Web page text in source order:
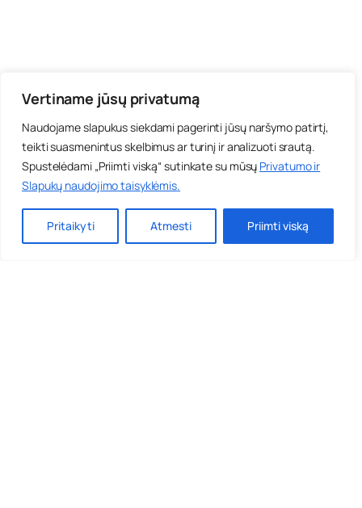
Vertiname jūsų privatumą
Naudojame slapukus siekdami pagerinti jūsų naršymo patirtį,
teikti suasmenintus skelbimus ar turinį ir analizuoti srautą.
Spustelėdami „Priimti viską“ sutinkate su mūsų Privatumo ir
Slapukų naudojimo taisyklėmis.
Pritaikyti Atmesti Priimti viską